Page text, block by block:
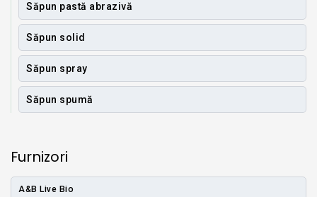
Săpun pastă abrazivă
Săpun solid
Săpun spray
Săpun spumă
Furnizori
A&B Live Bio